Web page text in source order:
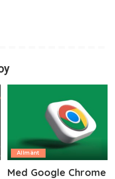
Allmänt
Med Google Chrome